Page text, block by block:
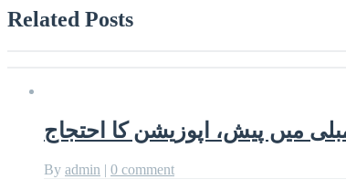
Related Posts
By admin | 0 comment